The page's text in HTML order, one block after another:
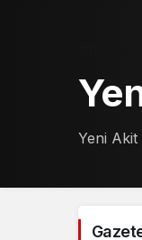
Yeni